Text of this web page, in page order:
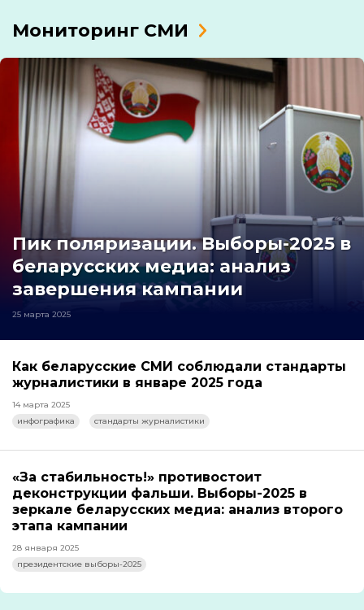
Мониторинг СМИ
Пик поляризации. Выборы-2025 в
беларусских медиа: анализ
завершения кампании
25 марта 2025
Как беларусские СМИ соблюдали стандарты
журналистики в январе 2025 года
14 марта 2025
инфографика
стандарты журналистики
«За стабильность!» противостоит
деконструкции фальши. Выборы-2025 в
зеркале беларусских медиа: анализ второго
этапа кампании
28 января 2025
президентские выборы-2025